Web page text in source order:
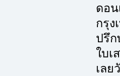
ดอน
กรุง
ปรึก
ใบเ
เลย